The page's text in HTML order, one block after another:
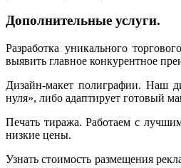
Дополнительные услуги.
Разработка уникального
выявить главное конкурентное
Дизайн-макет полиграфии. Наш
нуля», либо адаптирует готовый
Печать тиража. Работаем с
низкие цены.
Узнать стоимость размещения